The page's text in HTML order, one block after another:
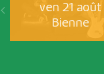
ven 21 août
Bienne